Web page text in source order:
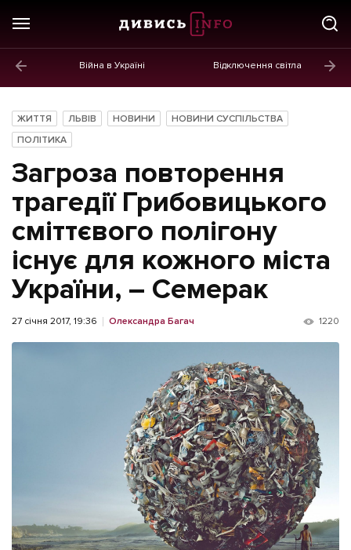
Війна в Україні Відключення світла
Новини
Політика
Економіка
Бізнес
Життя
Культура
Афіша
Лонгріди
Прес-релізи
Фото/Відео
Made in Lviv
ЖИТТЯ ЛЬВІВ НОВИНИ
НОВИНИ СУСПІЛЬСТВА
ПОЛІТИКА
Загроза повторення
трагедії Грибовицького
сміттєвого полігону
існує для кожного міста
України, – Семерак
27 січня 2017, 19:36 Олександра Багач 1220